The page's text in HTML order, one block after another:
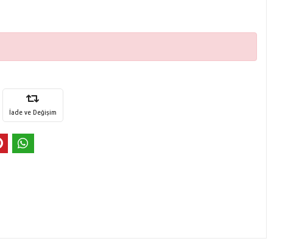
İade ve Değişim